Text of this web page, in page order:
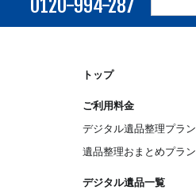
トップ
ご利用料金
デジタル遺品整理プラン
遺品整理おまとめプラン
デジタル遺品一覧